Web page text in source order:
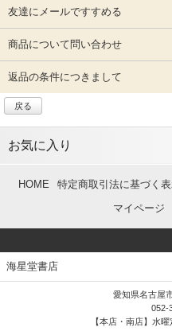
友達にメールですすめる
商品について問い合わせ
返品の条件につきまして
戻る
お気に入り
HOME 特定商取引法に基づく
マイページ
海星堂書店
愛知県名古屋
052-
【本店・南店】水